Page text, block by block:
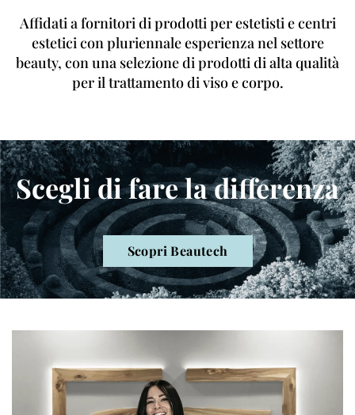
Affidati a fornitori di prodotti per estetisti e centri
estetici con pluriennale esperienza nel settore
beauty, con una selezione di prodotti di alta qualità
per il trattamento di viso e corpo.
Scegli di fare la differenza
Scopri Beautech